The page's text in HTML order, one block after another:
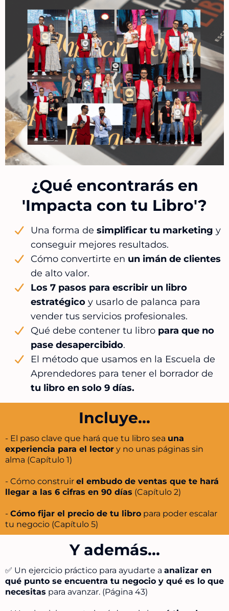
¿Qué encontrarás en
'Impacta con tu Libro'?
Una forma de simplificar tu marketing y
conseguir mejores resultados.
Cómo convertirte en un imán de clientes
de alto valor.
Los 7 pasos para escribir un libro
estratégico y usarlo de palanca para
vender tus servicios profesionales.
Qué debe contener tu libro para que no
pase desapercibido.
El método que usamos en la Escuela de
Aprendedores para tener el borrador de
tu libro en solo 9 días.
Incluye...
- El paso clave que hará que tu libro sea una
experiencia para el lector y no unas páginas sin
alma (Capítulo 1)
- Cómo construir el embudo de ventas que te hará
llegar a las 6 cifras en 90 días (Capítulo 2)
- Cómo fijar el precio de tu libro para poder escalar
tu negocio (Capítulo 5)
Y además…
✅ Un ejercicio práctico para ayudarte a analizar en
qué punto se encuentra tu negocio y qué es lo que
necesitas para avanzar. (Página 43)